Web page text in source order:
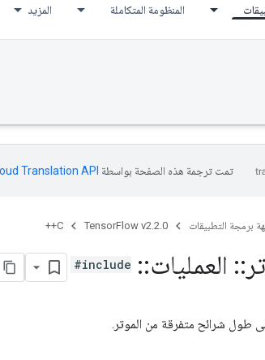
المنظومة المتكاملة المزيد
تمت ترجمة هذه الصفحة بواسطة Translation API‏
برمجة التطبيقات TensorFlow v2.2.0
C++
:: العمليات::
#include
طول شرائح متفرقة من الموتر.